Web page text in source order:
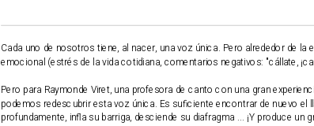
Cada uno de nosotros tiene, al nacer, una voz única. Pero alrededor de
emocional (estrés de la vida cotidiana, comentarios negativos: "cállate,
Pero para Raymonde Viret, una profesora de canto con una gran
podemos redescubrir esta voz única. Es suficiente encontrar de nuevo
profundamente, infla su barriga, desciende su diafragma ... ¡Y produce